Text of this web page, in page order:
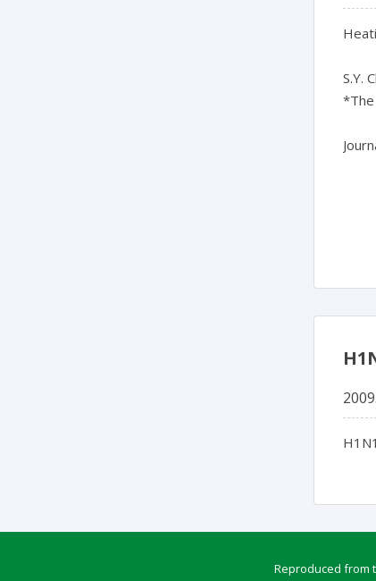
S.Y.
*The
Reproduced from